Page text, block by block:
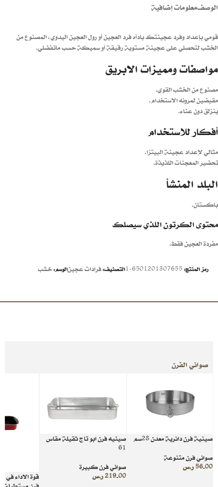
الوصفمعلومات إضافية
قومي بإعداد وفرد عجينتك بادأه فرد العجين أو رول العجين اليدوي، المصنوع من
الخشب لتحصلي على عجينة مستوية رقيقة أو سميكة حسب ماتفضلي.
مواصفات ومميزات الابريق
مصنوع من الخشب القوي.
مقبضين لمرونه الاستخدام.
ينزلق دون عناء.
أفكار للاستخدام
مثالي لإعداد عجينة البيتزا.
تحضير المعجنات اللذيذة.
البلد المنشأ
باكستان.
محتوى الكرتون اللذي سيصلك
مفردة العجين فقط.
رمز المنتج: 6501201307655-1 التصنيف:فرادات عجينالوسم:خشب
صواني الفرن
صينية فرن دائرية معدن 28سم
صواني فرن متنوعة
56.00ر.س
صينيه فرن ابو تاج ثقيلة مقاس
61
صواني فرن كبيرة
219.00ر.س
قوة الاداء